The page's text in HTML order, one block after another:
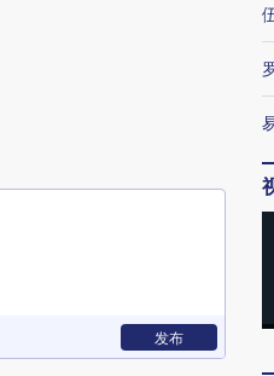
发布